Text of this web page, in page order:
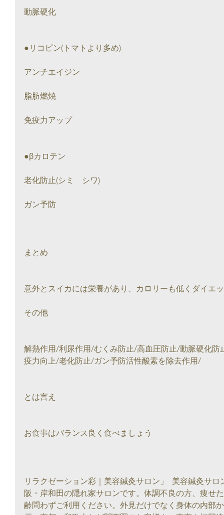
動脈硬化
●リコピン(トマトより多め)
アンチエイジン
脂肪燃焼
免疫力アップ
●βカロテン
老化防止(シミ　シワ)
ガン予防
まとめ
意外とスイカには栄養があり、カロリーも低くダイエ
その他
解熱作用/利尿作用/むくみ防止/高血圧防止/動脈硬化
疫力向上/老化防止/ガン予防活性酸素を除去作用/
とは言え
お食事はバランス良く食べましょう
リラクゼーション彩｜美容鍼灸サロン」  美容鍼灸サ
阪・岸和田の隠れ家サロンです。体調不良の方、痩せ
齢問わずご利用ください。外見だけでなく身体の内部